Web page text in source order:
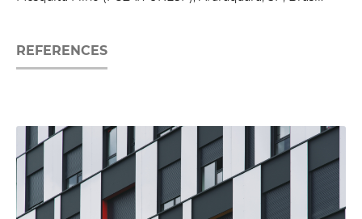
REFERENCES